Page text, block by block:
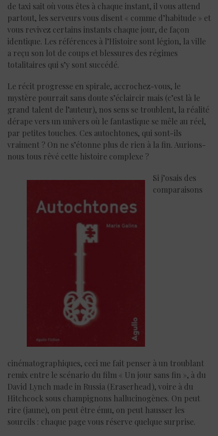
de taxi sait où vous êtes à chaque instant, il vous attend
partout, les serveurs vous disent « comme d’habitude » et
vous revivez certains instants chaque jour, de façon
identique. Les références à l’Histoire sont légion, la ville
a reçu son lot de coups et blessures des régimes
totalitaires qui s’y sont succédé.
Le récit progresse en spirale, accrochez-vous, le
mystère pourrait sans doute s’éclaircir mais (c’est là le
grand talent de l’auteur), nos sens se troublent, la réalité
dérape vers un univers où le fantastique se mêle au réel,
par petites touches. Ces autochtones, qui sont-ils
vraiment ? On ne s’étonne plus de rien à la fin. Aurions-
nous tous rêvé cette histoire complexe ?
Si j’osais des
comparaisons
cinématographiques, ceci me fait penser à un troublant
remix entre le scénario du film « Un jour sans fin », à du
David Lynch made in Russia (Eraserhead), voire à du
Hitchcock sous champignons hallucinogènes. On peut
rire (jaune), on peut être ému, on peut hausser les
sourcils : chaque page vous réserve quelque surprise.